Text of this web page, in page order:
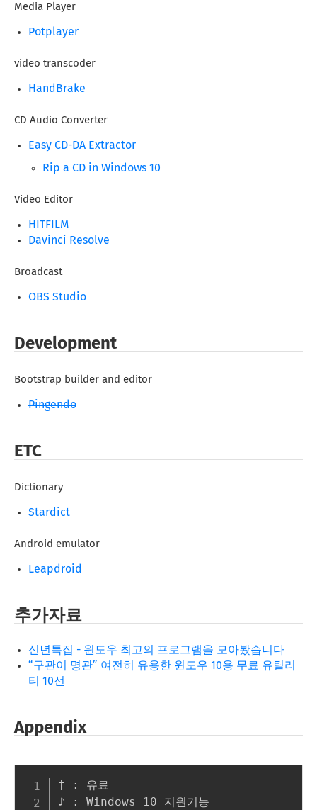
Media Player
Potplayer
video transcoder
HandBrake
CD Audio Converter
Easy CD-DA Extractor
Rip a CD in Windows 10
Video Editor
HITFILM
Davinci Resolve
Broadcast
OBS Studio
Development
Bootstrap builder and editor
Pingendo
ETC
Dictionary
Stardict
Android emulator
Leapdroid
추가자료
신년특집 - 윈도우 최고의 프로그램을 모아봤습니다
“구관이 명관” 여전히 유용한 윈도우 10용 무료 유틸리
티 10선
Appendix
† : 유료